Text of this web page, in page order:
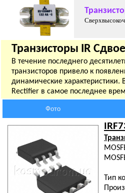
Транзисторы IR
В течение последнего
транзисторов привело к
динамические характеристики.
Rectifier в самое последнее
Фото
Тип